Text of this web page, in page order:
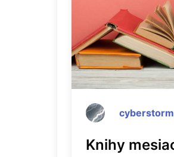
cyberstorm
Knihy